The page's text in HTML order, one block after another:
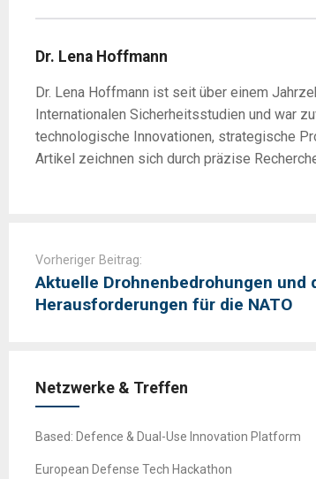
Dr. Lena Hoffmann
Dr. Lena Hoffmann ist seit über einem
Internationalen Sicherheitsstudien und war
technologische Innovationen, strategische
Artikel zeichnen sich durch präzise
navigation
Vorheriger Beitrag:
Aktuelle Drohnenbedrohungen
Herausforderungen für die NATO
Netzwerke & Treffen
Based: Defence & Dual-Use Innovation Platform
European Defense Tech Hackathon